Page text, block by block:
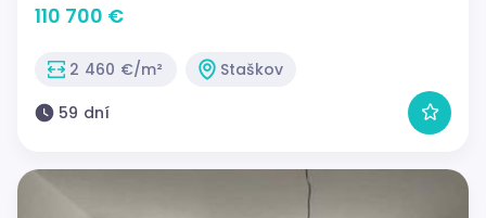
110 700 €
2 460 €/m²
Staškov
59 dní